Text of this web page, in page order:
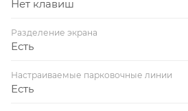
Нет клавиш
Разделение экрана
Есть
Настраиваемые парковочные линии
Есть